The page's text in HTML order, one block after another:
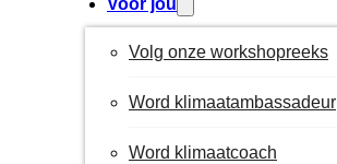
Voor jou
Volg onze workshopreeks
Word klimaatambassadeur
Word klimaatcoach